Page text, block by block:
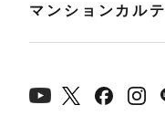
マンションカルテ